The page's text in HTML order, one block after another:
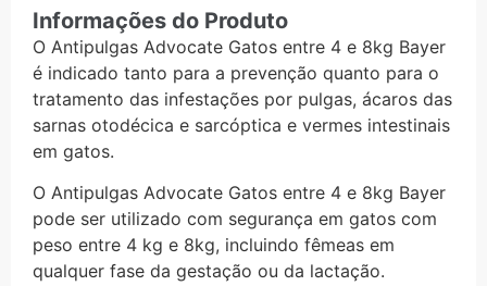
Informações do Produto
O Antipulgas Advocate Gatos entre 4 e 8kg Bayer
é indicado tanto para a prevenção quanto para o
tratamento das infestações por pulgas, ácaros das
sarnas otodécica e sarcóptica e vermes intestinais
em gatos.
O Antipulgas Advocate Gatos entre 4 e 8kg Bayer
pode ser utilizado com segurança em gatos com
peso entre 4 kg e 8kg, incluindo fêmeas em
qualquer fase da gestação ou da lactação.